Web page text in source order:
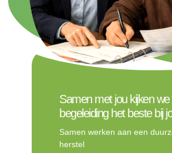
Samen met jou kijken we
begeleiding het beste bij
Samen werken aan een
herstel